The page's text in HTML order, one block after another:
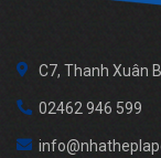
C7, Thanh Xuân
02462 946 599